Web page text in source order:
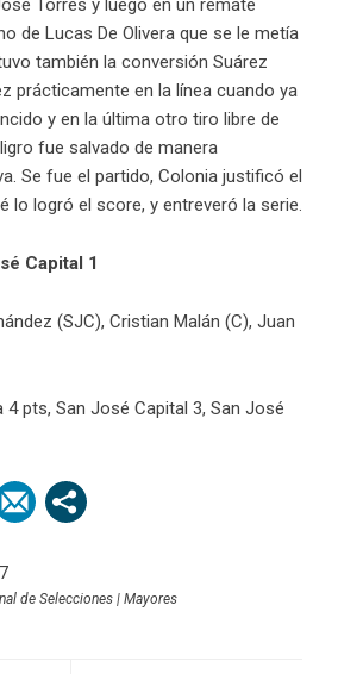
Torres y luego en un remate
de Lucas De Olivera que se le metía
también la conversión Suárez
prácticamente en la línea cuando ya
y en la última otro tiro libre de
fue salvado de manera
Se fue el partido, Colonia justificó el
lo logró el score, y entreveró la serie.
Capital 1
(SJC), Cristian Malán (C), Juan
4 pts, San José Capital 3, San José
de Selecciones | Mayores